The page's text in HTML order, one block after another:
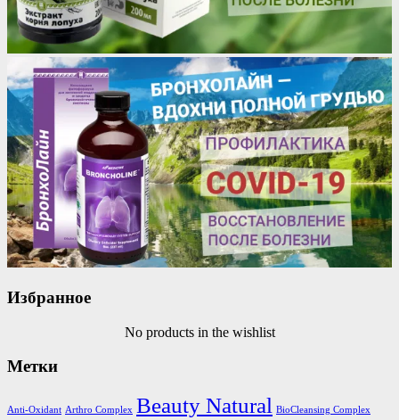
Избранное
No products in the wishlist
Метки
Anti-Oxidant Arthro Complex Beauty Natural BioCleansing Complex